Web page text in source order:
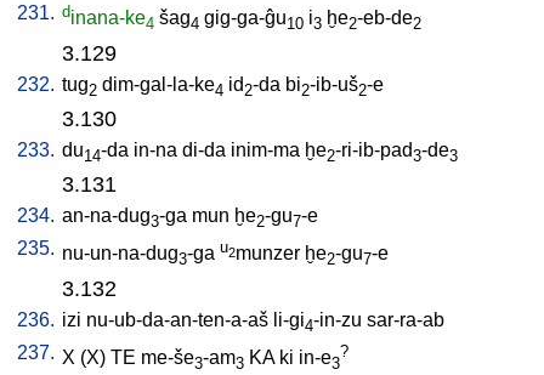
231. dinana-ke4 šag4 gig-ga-ĝu10 i3 ḫe2-eb-de2
3.129
232. tug2 dim-gal-la-ke4 id 2-da bi2-ib-uš2-e
3.130
233. du14-da in-na di-da inim-ma ḫe2-ri-ib-pad3-de3
3.131
234. an-na-dug3-ga mun ḫe2-gu7-e
235. nu-un-na-dug3-ga u2munzer ḫe2-gu7-e
3.132
236. izi nu-ub-da-an-ten-a-aš li-gi4-in-zu sar-ra-ab
237. X (X) TE me-še3-am3 KA ki in-e3
?